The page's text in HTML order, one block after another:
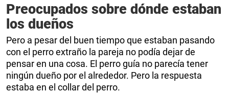
Preocupados sobre dónde estaban
los dueños
Pero a pesar del buen tiempo que estaban pasando
con el perro extraño la pareja no podía dejar de
pensar en una cosa. El perro guía no parecía tener
ningún dueño por el alrededor. Pero la respuesta
estaba en el collar del perro.